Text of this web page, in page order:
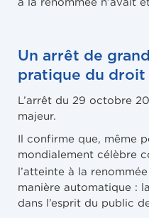
Un arrêt de
pratique du droit
L’arrêt du 29 octobre
majeur.
Il confirme que, même
mondialement célèbre
l’atteinte à la
manière automatique :
dans l’esprit du public